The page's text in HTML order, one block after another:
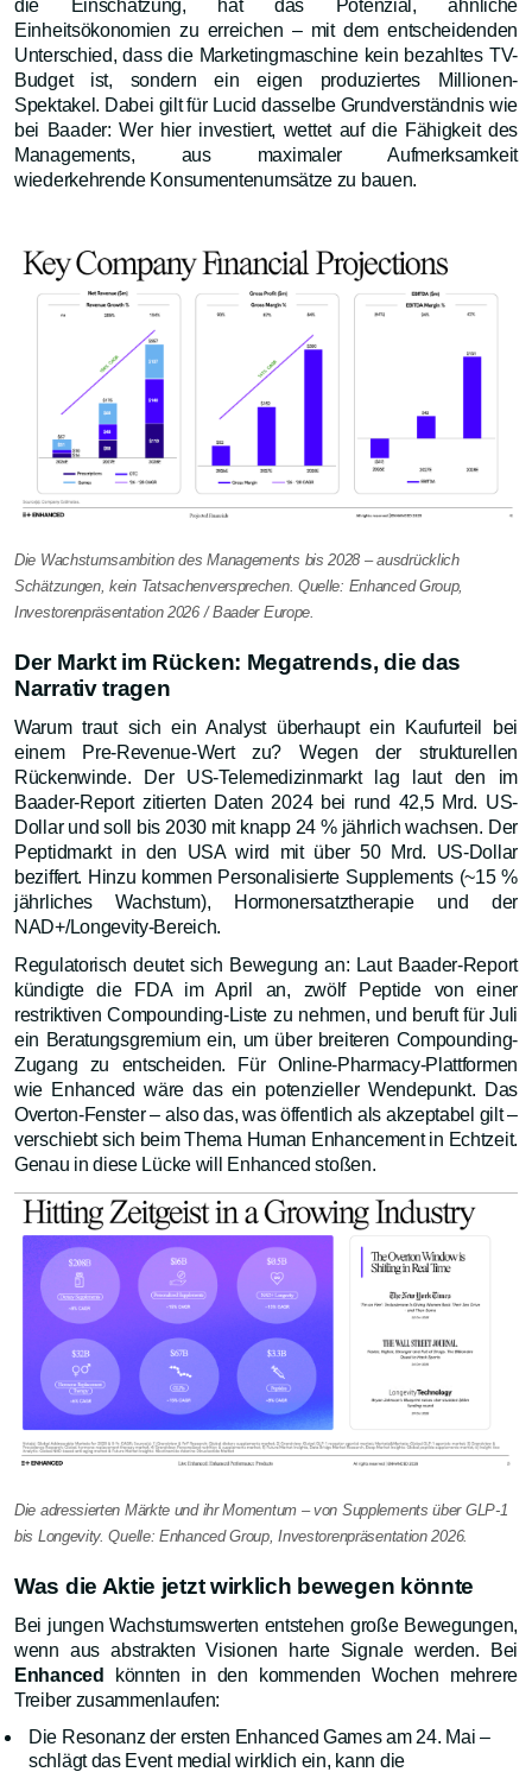
die Einschätzung, hat das Potenzial, ähnliche
Einheitsökonomien zu erreichen – mit dem entscheidenden
Unterschied, dass die Marketingmaschine kein bezahltes TV-
Budget ist, sondern ein eigen produziertes Millionen-
Spektakel. Dabei gilt für Lucid dasselbe Grundverständnis wie
bei Baader: Wer hier investiert, wettet auf die Fähigkeit des
Managements, aus maximaler Aufmerksamkeit
wiederkehrende Konsumentenumsätze zu bauen.
Die Wachstumsambition des Managements bis 2028 – ausdrücklich
Schätzungen, kein Tatsachenversprechen. Quelle: Enhanced Group,
Investorenpräsentation 2026 / Baader Europe.
Der Markt im Rücken: Megatrends, die das
Narrativ tragen
Warum traut sich ein Analyst überhaupt ein Kaufurteil bei
einem Pre-Revenue-Wert zu? Wegen der strukturellen
Rückenwinde. Der US-Telemedizinmarkt lag laut den im
Baader-Report zitierten Daten 2024 bei rund 42,5 Mrd. US-
Dollar und soll bis 2030 mit knapp 24 % jährlich wachsen. Der
Peptidmarkt in den USA wird mit über 50 Mrd. US-Dollar
beziffert. Hinzu kommen Personalisierte Supplements (~15 %
jährliches Wachstum), Hormonersatztherapie und der
NAD+/Longevity-Bereich.
Regulatorisch deutet sich Bewegung an: Laut Baader-Report
kündigte die FDA im April an, zwölf Peptide von einer
restriktiven Compounding-Liste zu nehmen, und beruft für Juli
ein Beratungsgremium ein, um über breiteren Compounding-
Zugang zu entscheiden. Für Online-Pharmacy-Plattformen
wie Enhanced wäre das ein potenzieller Wendepunkt. Das
Overton-Fenster – also das, was öffentlich als akzeptabel gilt –
verschiebt sich beim Thema Human Enhancement in Echtzeit.
Genau in diese Lücke will Enhanced stoßen.
Die adressierten Märkte und ihr Momentum – von Supplements über GLP-1
bis Longevity. Quelle: Enhanced Group, Investorenpräsentation 2026.
Was die Aktie jetzt wirklich bewegen könnte
Bei jungen Wachstumswerten entstehen große Bewegungen,
wenn aus abstrakten Visionen harte Signale werden. Bei
Enhanced
könnten in den kommenden Wochen mehrere
Treiber zusammenlaufen:
Die Resonanz der ersten Enhanced Games am 24. Mai –
schlägt das Event medial wirklich ein, kann die